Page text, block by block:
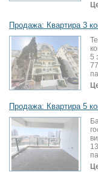
Продажа: Квартира 3
5
Продажа: Квартира 5